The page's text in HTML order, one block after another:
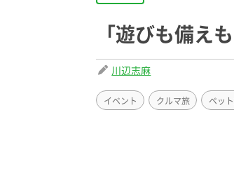
「遊びも備
川辺志麻
イベント クルマ旅 ペッ